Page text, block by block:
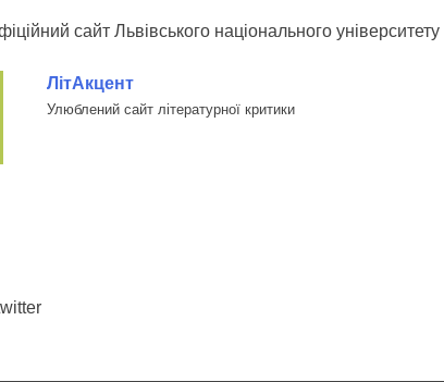
сайт Львівського національного
ЛітАкцент
Улюблений сайт літературної критики